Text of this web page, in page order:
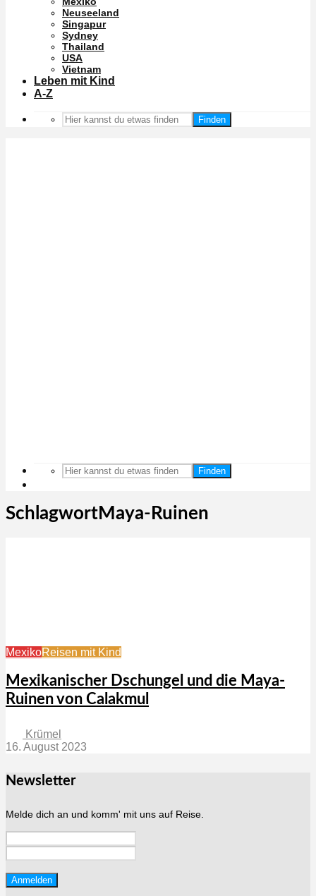
Neuseeland
Singapur
Sydney
Thailand
USA
Vietnam
Leben mit Kind
A-Z
Finden
Finden
SchlagwortMaya-Ruinen
MexikoReisen mit Kind
Mexikanischer Dschungel und die Maya-
Ruinen von Calakmul
Krümel
16. August 2023
Newsletter
Melde dich an und komm' mit uns auf Reise.